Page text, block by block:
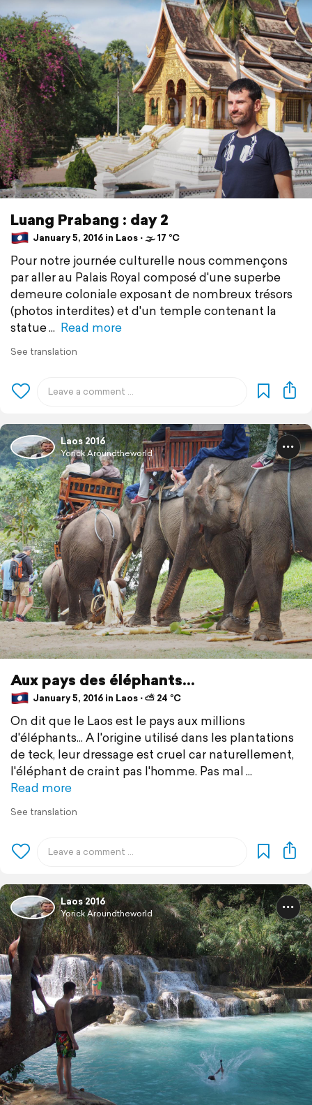
Luang Prabang : day 2
January 5, 2016 in Laos ⋅ 🌫 17 °C
Pour notre journée culturelle nous commençons
par aller au Palais Royal composé d'une superbe
demeure coloniale exposant de nombreux trésors
(photos interdites) et d'un temple contenant la
statue
Read more
See translation
Laos 2016
Yorick Aroundtheworld
Aux pays des éléphants...
January 5, 2016 in Laos ⋅ ⛅ 24 °C
On dit que le Laos est le pays aux millions
d'éléphants... A l'origine utilisé dans les plantations
de teck, leur dressage est cruel car naturellement,
l'éléphant de craint pas l'homme. Pas mal
Read more
See translation
Laos 2016
Yorick Aroundtheworld